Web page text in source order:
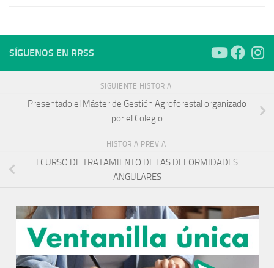
SÍGUENOS EN RRSS
SIGUIENTE HISTORIA
Presentado el Máster de Gestión Agroforestal organizado
por el Colegio
HISTORIA PREVIA
I CURSO DE TRATAMIENTO DE LAS DEFORMIDADES
ANGULARES